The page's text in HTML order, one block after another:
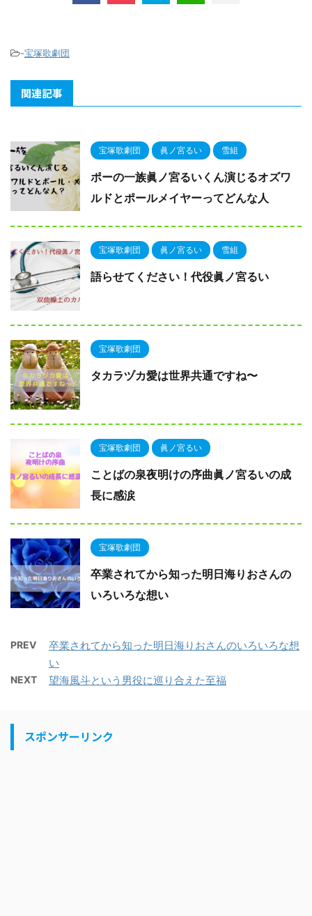
-宝塚歌劇団
関連記事
宝塚歌劇団 眞ノ宮るい 雪組
ポーの一族眞ノ宮るいくん演じるオズワ
ルドとポールメイヤーってどんな人
宝塚歌劇団 眞ノ宮るい 雪組
語らせてください！代役眞ノ宮るい
宝塚歌劇団
タカラヅカ愛は世界共通ですね〜
宝塚歌劇団 眞ノ宮るい
ことばの泉夜明けの序曲眞ノ宮るいの成
長に感涙
宝塚歌劇団
卒業されてから知った明日海りおさんの
いろいろな想い
PREV
卒業されてから知った明日海りおさんのいろいろな想
い
NEXT 望海風斗という男役に巡り合えた至福
スポンサーリンク